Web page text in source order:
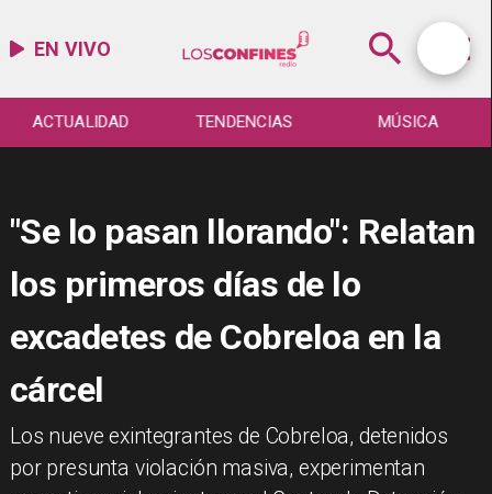
EN VIVO
ACTUALIDAD TENDENCIAS MÚSICA
"Se lo pasan llorando": Relatan
los primeros días de lo
excadetes de Cobreloa en la
cárcel
Los nueve exintegrantes de Cobreloa, detenidos
por presunta violación masiva, experimentan